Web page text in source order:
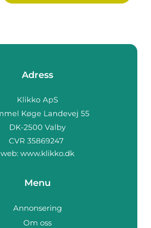
Adress
web: www.klikko.dk
Menu
Annonsering
Om oss